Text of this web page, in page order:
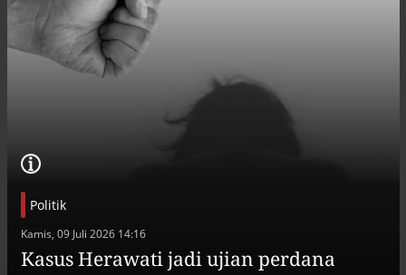
Politik
Kamis, 09 Juli 2026 14:16
Kasus Herawati jadi ujian perdana
Efek jera untuk pejabat abai LHKPN
Alinea.id - Peristiwa